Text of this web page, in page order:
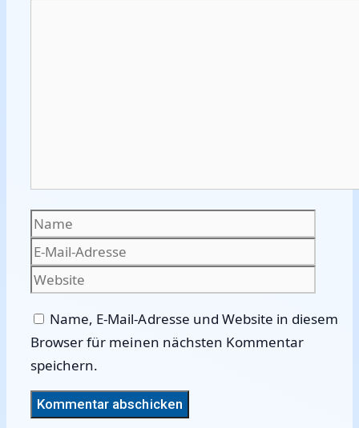
Name
Mail-
Name, E-Mail-Adresse und Website in diesem
Browser für meinen nächsten Kommentar
speichern.